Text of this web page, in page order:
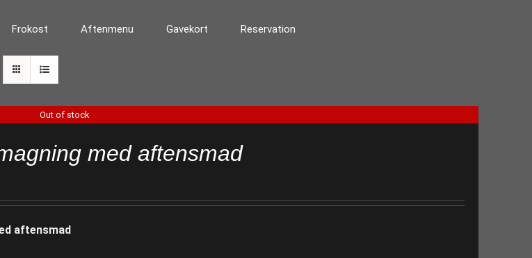
Frokost Aftenmenu Gavekort Reservation
Out of stock
med aftensmad
aftensmad